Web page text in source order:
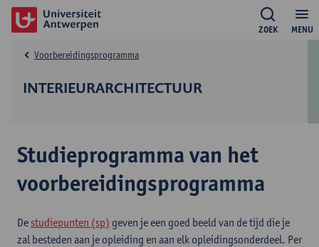
MENU
ZOEK
INTERIEURARCHITECTUUR
Voorbereidingsprogramma
Studieprogramma van het
voorbereidingsprogramma
De studiepunten (sp) geven je een goed beeld van de tijd die je
zal besteden aan je opleiding en aan elk opleidingsonderdeel. Per